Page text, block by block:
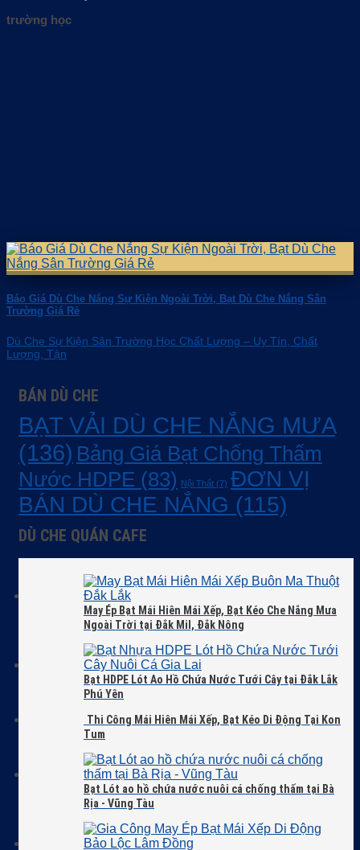
trường học
Báo Giá Dù Che Nắng Sự Kiện Ngoài Trời, Bạt Dù Che Nắng Sân
Trường Giá Rẻ
Dù Che Sự Kiện Sân Trường Học Chất Lượng – Uy Tín, Chất
Lượng, Tận
BÁN DÙ CHE
BẠT VẢI DÙ CHE NẮNG MƯA
(136) Bảng Giá Bạt Chống Thấm
Nước HDPE (83) Nội Thất (7) ĐƠN VỊ
BÁN DÙ CHE NẮNG (115)
DÙ CHE QUÁN CAFE
May Ép Bạt Mái Hiên Mái Xếp, Bạt Kéo Che Nắng Mưa
Ngoài Trời tại Đắk Mil, Đắk Nông
Bạt HDPE Lót Ao Hồ Chứa Nước Tưới Cây tại Đắk Lắk
Phú Yên
Thi Công Mái Hiên Mái Xếp, Bạt Kéo Di Động Tại Kon
Tum
Bạt Lót ao hồ chứa nước nuôi cá chống thấm tại Bà
Rịa - Vũng Tàu